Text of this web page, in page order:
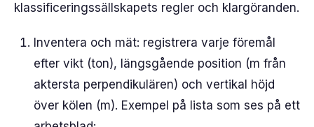
klassificeringssällskapets regler och klargöranden.
Inventera och mät: registrera varje föremål
efter vikt (ton), längsgående position (m från
aktersta perpendikulären) och vertikal höjd
över kölen (m). Exempel på lista som ses på ett